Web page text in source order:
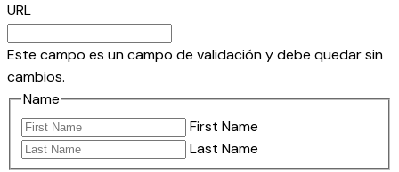
URL
Este campo es un campo de validación y debe quedar sin
cambios.
Name
First Name
Last Name